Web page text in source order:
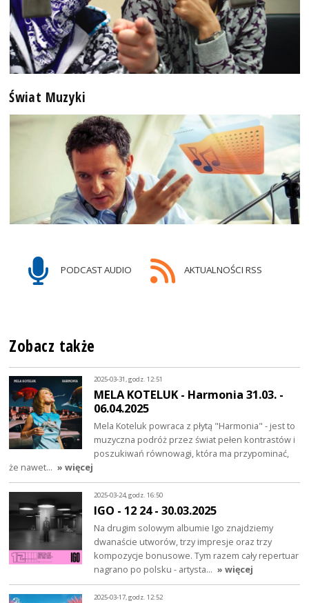
Świat Muzyki
PODCAST AUDIO AKTUALNOŚCI RSS
Zobacz także
2025-03-31, godz. 12:51
MELA KOTELUK - Harmonia 31.03. -
06.04.2025
Mela Koteluk powraca z płytą "Harmonia" - jest to
muzyczna podróż przez świat pełen kontrastów i
poszukiwań równowagi, która ma przypominać,
że nawet… » więcej
2025-03-24, godz. 16:50
IGO - 12 24 - 30.03.2025
Na drugim solowym albumie Igo znajdziemy
dwanaście utworów, trzy impresje oraz trzy
kompozycje bonusowe. Tym razem cały repertuar
nagrano po polsku - artysta… » więcej
2025-03-17, godz. 12:52